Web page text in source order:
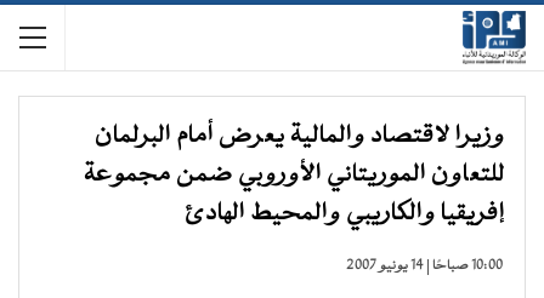
وزيرا لاقتصاد والمالية يعرض أمام البرلمان
للتعاون الموريتاني الأوروبي ضمن مجموعة
إفريقيا والكاريبي والمحيط الهادئ
10:00 صباحًا | 14 يونيو 2007